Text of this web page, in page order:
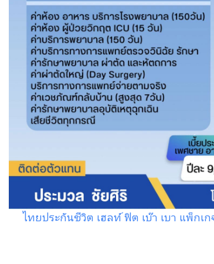
ไทยประกันชีวิต เฮลท์ ฟิต เบ๊า เบา แพ็กเ